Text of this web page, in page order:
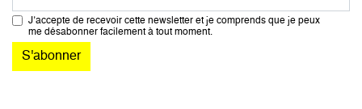
J’accepte de recevoir cette newsletter et je comprends que je peux
me désabonner facilement à tout moment.